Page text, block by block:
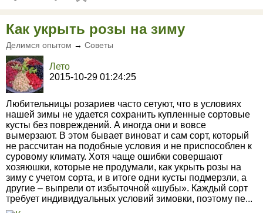
Как укрыть розы на зиму
Делимся опытом → Советы
Лето
2015-10-29 01:24:25
Любительницы розариев часто сетуют, что в условиях
нашей зимы не удается сохранить купленные сортовые
кусты без повреждений. А иногда они и вовсе
вымерзают. В этом бывает виноват и сам сорт, который
не рассчитан на подобные условия и не приспособлен к
суровому климату. Хотя чаще ошибки совершают
хозяюшки, которые не продумали, как укрыть розы на
зиму с учетом сорта, и в итоге одни кусты подмерзли, а
другие – выпрели от избыточной «шубы». Каждый сорт
требует индивидуальных условий зимовки, поэтому пе...